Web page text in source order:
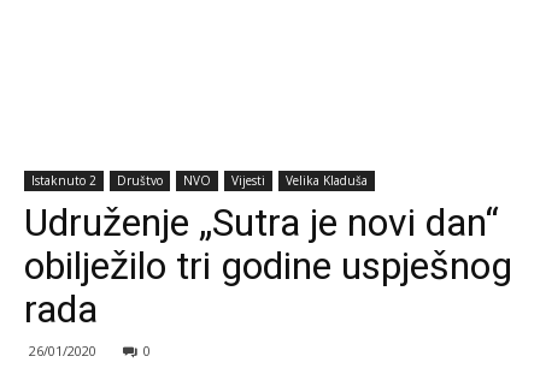
Istaknuto 2 Društvo NVO Vijesti Velika Kladuša
Udruženje „Sutra je novi dan“
obilježilo tri godine uspješnog
rada
26/01/2020 0